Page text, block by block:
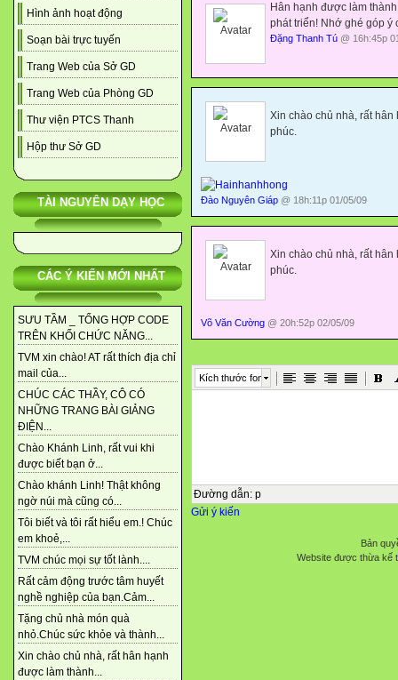
Hình ảnh hoạt động
Soạn bài trực tuyến
Trang Web của Sở GD
Trang Web của Phòng GD
Thư viện PTCS Thanh
Hộp thư Sở GD
TÀI NGUYÊN DẠY HỌC
CÁC Ý KIẾN MỚI NHẤT
SƯU TẦM _ TỔNG HỢP CODE
TRÊN KHỐI CHỨC NĂNG...
TVM xin chào! AT rất thích địa chỉ
mail của...
CHÚC CÁC THẦY, CÔ CÓ
NHỮNG TRANG BÀI GIẢNG
ĐIỆN...
Chào Khánh Linh, rất vui khi
được biết bạn ở...
Chào khánh Linh! Thật không
ngờ núi mà cũng có...
Tôi biết và tôi rất hiểu em.! Chúc
em khoẻ,...
TVM chúc mọi sự tốt lành....
Rất cảm động trước tâm huyết
nghề nghiệp của bạn.Cảm...
Tặng chủ nhà món quà
nhỏ.Chúc sức khỏe và thành...
Xin chào chủ nhà, rất hân hạnh
được làm thành...
Hân hạnh được làm
phát triển! Nhớ ghé góp ý
Đặng Thanh Tú @ 16h:45p
Xin chào chủ nhà, rất
phúc.
Đào Nguyên Giáp @ 18h:11p 01/05/09
Xin chào chủ nhà, rất
phúc.
Võ Văn Cường @ 20h:52p 02/05/09
Kích thước font
Đường dẫn: p
Gửi ý kiến
Bản
Website được thừa kế